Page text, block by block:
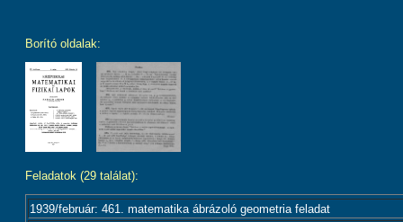
Borító oldalak:
Feladatok (29 találat):
1939/február: 461. matematika ábrázoló geometria feladat